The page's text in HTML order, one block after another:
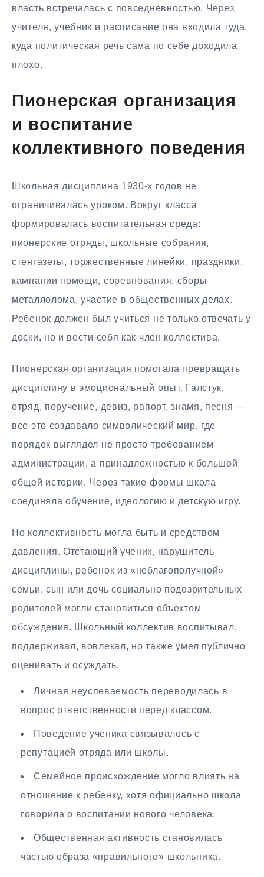
власть встречалась с повседневностью. Через
учителя, учебник и расписание она входила туда,
куда политическая речь сама по себе доходила
плохо.
Пионерская организация
и воспитание
коллективного поведения
Школьная дисциплина 1930-х годов не
ограничивалась уроком. Вокруг класса
формировалась воспитательная среда:
пионерские отряды, школьные собрания,
стенгазеты, торжественные линейки, праздники,
кампании помощи, соревнования, сборы
металлолома, участие в общественных делах.
Ребенок должен был учиться не только отвечать у
доски, но и вести себя как член коллектива.
Пионерская организация помогала превращать
дисциплину в эмоциональный опыт. Галстук,
отряд, поручение, девиз, рапорт, знамя, песня —
все это создавало символический мир, где
порядок выглядел не просто требованием
администрации, а принадлежностью к большой
общей истории. Через такие формы школа
соединяла обучение, идеологию и детскую игру.
Но коллективность могла быть и средством
давления. Отстающий ученик, нарушитель
дисциплины, ребенок из «неблагополучной»
семьи, сын или дочь социально подозрительных
родителей могли становиться объектом
обсуждения. Школьный коллектив воспитывал,
поддерживал, вовлекал, но также умел публично
оценивать и осуждать.
Личная неуспеваемость переводилась в
вопрос ответственности перед классом.
Поведение ученика связывалось с
репутацией отряда или школы.
Семейное происхождение могло влиять на
отношение к ребенку, хотя официально школа
говорила о воспитании нового человека.
Общественная активность становилась
частью образа «правильного» школьника.